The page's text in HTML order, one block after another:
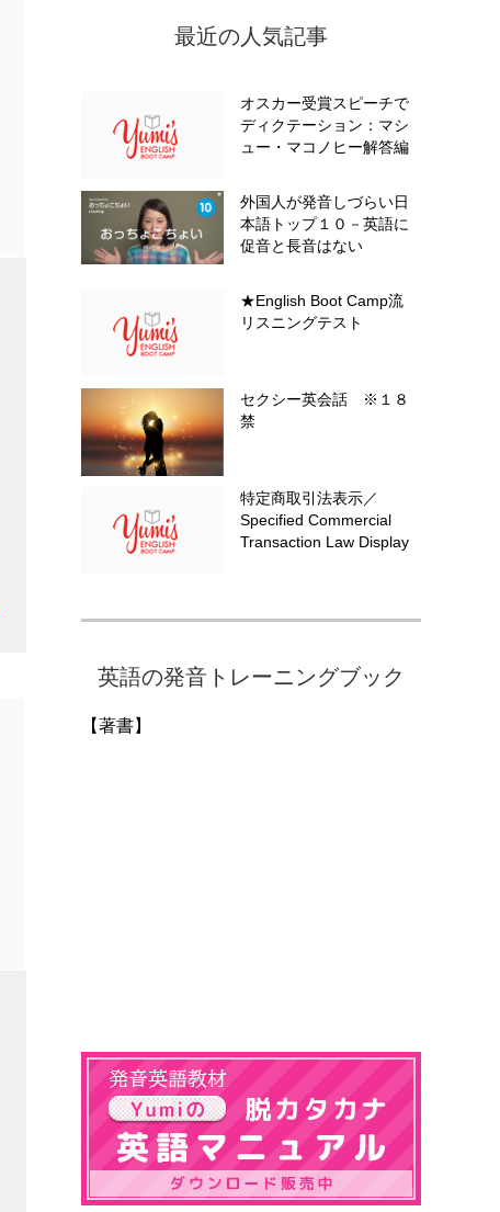
最近の人気記事
オスカー受賞スピーチで
ディクテーション：マシ
ュー・マコノヒー解答編
外国人が発音しづらい日
本語トップ１０－英語に
促音と長音はない
★English Boot Camp流
リスニングテスト
セクシー英会話 ※１８
禁
特定商取引法表示／
Specified Commercial
Transaction Law Display
英語の発音トレーニングブック
【著書】